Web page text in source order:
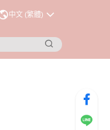
中文 (繁體)